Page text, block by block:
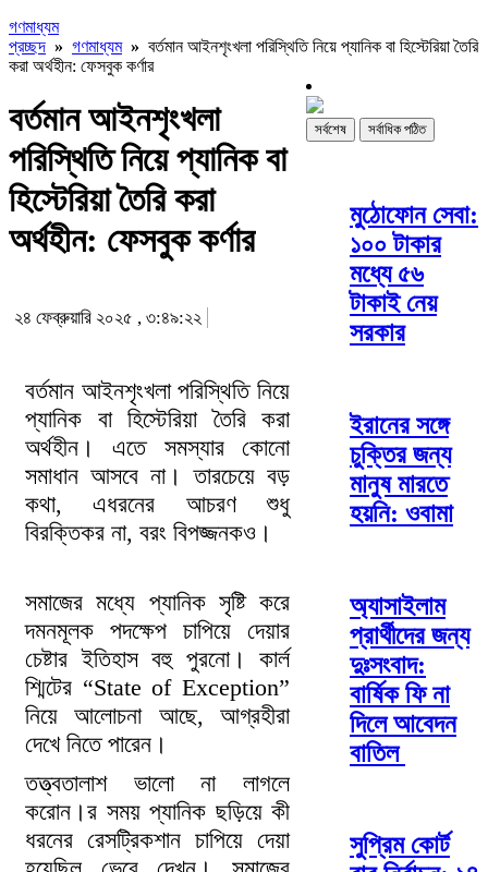
গণমাধ্যম
প্রচ্ছদ » গণমাধ্যম» বর্তমান আইনশৃংখলা পরিস্থিতি নিয়ে প্যানিক বা হিস্টেরিয়া তৈরি
করা অর্থহীন: ফেসবুক কর্ণার
বর্তমান আইনশৃংখলা
পরিস্থিতি নিয়ে প্যানিক বা
হিস্টেরিয়া তৈরি করা
অর্থহীন: ফেসবুক কর্ণার
২৪ ফেব্রুয়ারি ২০২৫ , ৩:৪৯:২২
বর্তমান আইনশৃংখলা পরিস্থিতি নিয়ে
প্যানিক বা হিস্টেরিয়া তৈরি করা
অর্থহীন। এতে সমস্যার কোনো
সমাধান আসবে না। তারচেয়ে বড়
কথা, এধরনের আচরণ শুধু
বিরক্তিকর না, বরং বিপজ্জনকও।
সমাজের মধ্যে প্যানিক সৃষ্টি করে
দমনমূলক পদক্ষেপ চাপিয়ে দেয়ার
চেষ্টার ইতিহাস বহু পুরনো। কার্ল
শ্মিটের “State of Exception”
নিয়ে আলোচনা আছে, আগ্রহীরা
দেখে নিতে পারেন।
তত্ত্বতালাশ ভালো না লাগলে
করোন।র সময় প্যানিক ছড়িয়ে কী
ধরনের রেসট্রিকশান চাপিয়ে দেয়া
সর্বশেষ সর্বাধিক পঠিত
মুঠোফোন সেবা:
১০০ টাকার
মধ্যে ৫৬
টাকাই নেয়
সরকার
ইরানের সঙ্গে
চুক্তির জন্য
মানুষ মারতে
হয়নি: ওবামা
অ্যাসাইলাম
প্রার্থীদের জন্য
দুঃসংবাদ:
বার্ষিক ফি না
দিলে আবেদন
বাতিল
সুপ্রিম কোর্ট